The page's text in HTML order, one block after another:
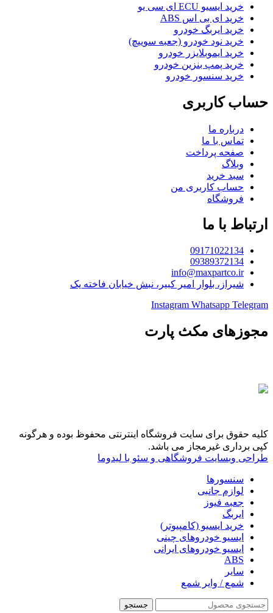
خرید ایسیو ECU ای سی یو
خرید ای بی اس ABS
خرید ایربگ خودرو
خرید نود خودرو (جعبه سوییچ)
خرید ایموبلایزر خودرو
خرید پمپ بنزین خودرو
خرید سنسور خودرو
حساب کاربری
درباره ما
تماس با ما
صفحه پرداخت
وبلاگ
سبد خرید
حساب کاربری من
فروشگاه
ارتباط با ما
09171022134
09389372134
info@maxpartco.ir
شیراز، بلوار امیر کبیر، نبش خیابان فاخته یک
Instagram Whatsapp Telegram
مجوزهای مکث پارت
کلیه حقوق برای سایت فروشگاه اینترنتی محفوظ بوده و هرگونه
کپی برداری غیرمجاز می باشد.
طراحی وبسایت فروشگاهی و سئو با لیدوما
سنسورها
لوازم جانبی
جعبه فیوز
ایربگ
خرید ایسیو (کامپیوتر)
ایسیو خودروهای چینی
ایسیو خودروهای ایرانی
ABS
سایر
شمع / وایر شمع
جستجو